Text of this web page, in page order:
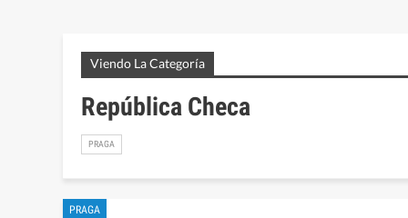
Viendo La Categoría
República Checa
PRAGA
PRAGA